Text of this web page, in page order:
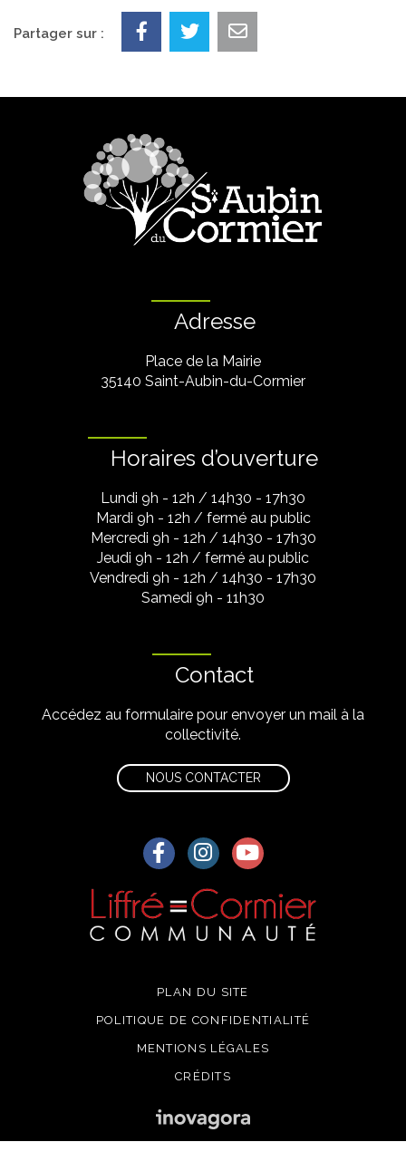
Partager sur :
Adresse
Place de la Mairie
35140 Saint-Aubin-du-Cormier
Horaires d’ouverture
Lundi 9h - 12h / 14h30 - 17h30
Mardi 9h - 12h / fermé au public
Mercredi 9h - 12h / 14h30 - 17h30
Jeudi 9h - 12h / fermé au public
Vendredi 9h - 12h / 14h30 - 17h30
Samedi 9h - 11h30
Contact
Accédez au formulaire pour envoyer un mail à la
collectivité.
NOUS CONTACTER
Lien vers le compte Facebook
Lien vers le compte
Lien vers la chaîne
PLAN DU SITE
POLITIQUE DE CONFIDENTIALITÉ
MENTIONS LÉGALES
CRÉDITS